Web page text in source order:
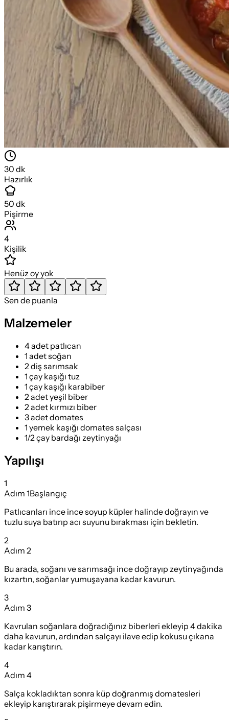
30 dk
Hazırlık
50 dk
Pişirme
4
Kişilik
Henüz oy yok
Sen de puanla
Malzemeler
4 adet patlıcan
1 adet soğan
2 diş sarımsak
1 çay kaşığı tuz
1 çay kaşığı karabiber
2 adet yeşil biber
2 adet kırmızı biber
3 adet domates
1 yemek kaşığı domates salçası
1/2 çay bardağı zeytinyağı
Yapılışı
1
Adım 1Başlangıç
Patlıcanları ince ince soyup küpler halinde doğrayın ve
tuzlu suya batırıp acı suyunu bırakması için bekletin.
2
Adım 2
Bu arada, soğanı ve sarımsağı ince doğrayıp zeytinyağında
kızartın, soğanlar yumuşayana kadar kavurun.
3
Adım 3
Kavrulan soğanlara doğradığınız biberleri ekleyip 4 dakika
daha kavurun, ardından salçayı ilave edip kokusu çıkana
kadar karıştırın.
4
Adım 4
Salça kokladıktan sonra küp doğranmış domatesleri
ekleyip karıştırarak pişirmeye devam edin.